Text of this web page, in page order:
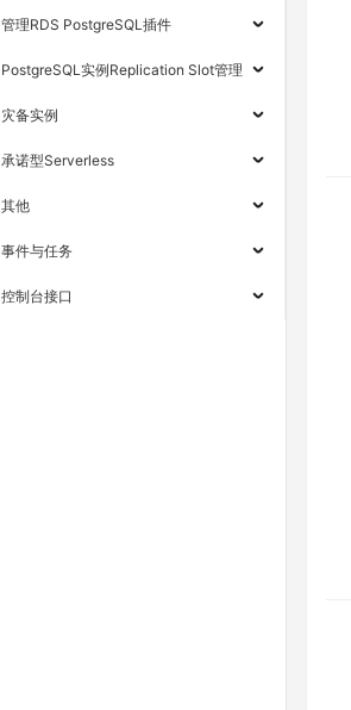
管理RDS PostgreSQL插件
PostgreSQL实例Replication Slot管理
灾备实例
承诺型Serverless
其他
事件与任务
控制台接口